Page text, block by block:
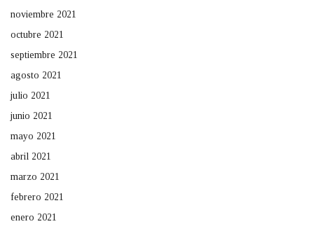
noviembre 2021
octubre 2021
septiembre 2021
agosto 2021
julio 2021
junio 2021
mayo 2021
abril 2021
marzo 2021
febrero 2021
enero 2021